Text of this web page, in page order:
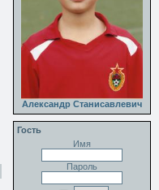
Александр Станисавлевич
Гость
Имя
Пароль